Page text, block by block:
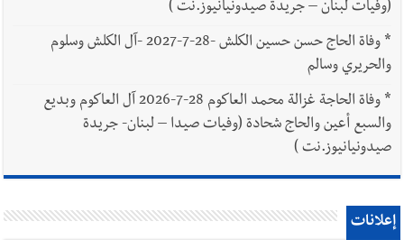
(وفيات لبنان – جريدة صيدونيانيوز.نت )
*
وفاة الحاج حسن حسين الكلش -28-7-2027 -آل الكلش وسلوم
والحريري وسالم
*
وفاة الحاجة غزالة محمد العاكوم 28-7-2026 آل العاكوم وبديع
والسبع أعين والحاج شحادة (وفيات صيدا – لبنان- جريدة
صيدونيانيوز.نت )
إعلانات